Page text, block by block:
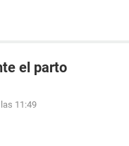
el parto
11:49